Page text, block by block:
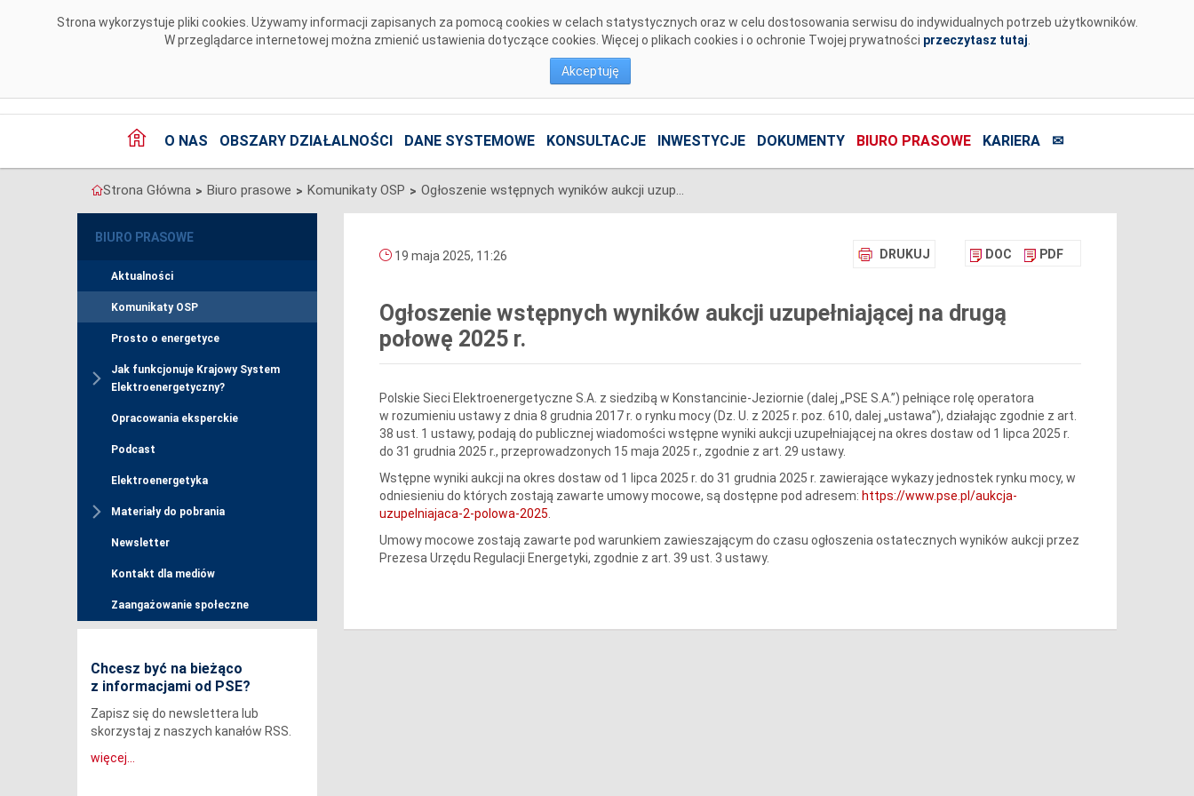
Strona wykorzystuje pliki cookies. Używamy informacji zapisanych za pomocą cookies w celach statystycznych oraz w celu dostosowania serwisu do indywidualnych potrzeb użytkowników.
W przeglądarce internetowej można zmienić ustawienia dotyczące cookies. Więcej o plikach cookies i o ochronie Twojej prywatności przeczytasz tutaj
Akceptuję
O NAS OBSZARY DZIAŁALNOŚCI DANE SYSTEMOWE KONSULTACJE INWESTYCJE DOKUMENTY BIURO PRASOWE KARIERA ✉
Strona Główna > Biuro prasowe > Komunikaty OSP > Ogłoszenie wstępnych wyników aukcji uzupełniającej na drugą połowę 2025 r.
BIURO PRASOWE
Aktualności
Komunikaty OSP
Prosto o energetyce
Jak funkcjonuje Krajowy System
Elektroenergetyczny?
Opracowania eksperckie
Podcast
Elektroenergetyka
Materiały do pobrania
Newsletter
Kontakt dla mediów
Zaangażowanie społeczne
Chcesz być na bieżąco
z informacjami od PSE?
Zapisz się do newslettera lub
skorzystaj z naszych kanałów RSS.
więcej...
DRUKUJ DOC PDF
19 maja 2025, 11:26
Ogłoszenie wstępnych wyników aukcji uzupełniającej na drugą
połowę 2025 r.
Polskie Sieci Elektroenergetyczne S.A. z siedzibą w Konstancinie-Jeziornie (dalej „PSE S.A.”) pełniące rolę operatora
w rozumieniu ustawy z dnia 8 grudnia 2017 r. o rynku mocy (Dz. U. z 2025 r. poz. 610, dalej „ustawa”), działając zgodnie z art.
38 ust. 1 ustawy, podają do publicznej wiadomości wstępne wyniki aukcji uzupełniającej na okres dostaw od 1 lipca 2025 r.
do 31 grudnia 2025 r., przeprowadzonych 15 maja 2025 r., zgodnie z art. 29 ustawy.
Wstępne wyniki aukcji na okres dostaw od 1 lipca 2025 r. do 31 grudnia 2025 r. zawierające wykazy jednostek rynku mocy, w
odniesieniu do których zostają zawarte umowy mocowe, są dostępne pod adresem: https://www.pse.pl/aukcja-
uzupelniajaca-2-polowa-2025
Umowy mocowe zostają zawarte pod warunkiem zawieszającym do czasu ogłoszenia ostatecznych wyników aukcji przez
Prezesa Urzędu Regulacji Energetyki, zgodnie z art. 39 ust. 3 ustawy.